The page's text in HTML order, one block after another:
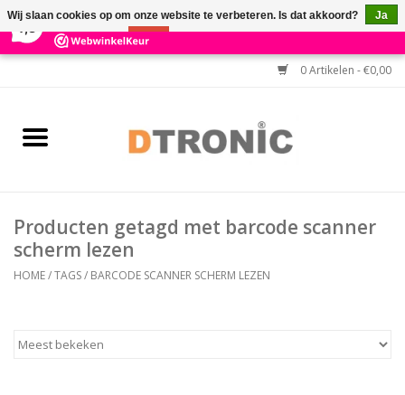
3 Reviews ×
0 Artikelen - €0,00
BARCODESCANNERS
HULP BIJ INSTALLATIE
Producten getagd met barcode scanner
scherm lezen
HOME/TAGS/ BARCODE SCANNER SCHERM LEZEN
Wij slaan cookies op om onze website te verbeteren. Is dat akkoord?
Ja
Nee